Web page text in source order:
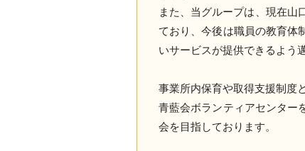
また、当グループは、現在山
ており、今後は職員の教育体
いサービスが提供できるよう
事業所内保育や取得支援制度
青藍会ボランティアセンター
会を目指しております。